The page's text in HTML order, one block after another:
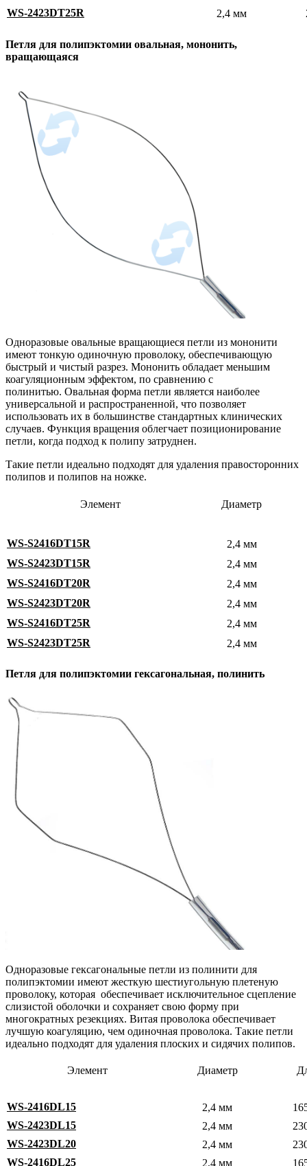
WS-2423DT25R
2,4 мм
Петля для полипэктомии овальная, мононить,
вращающаяся
Одноразовые овальные вращающиеся петли из мононити
имеют тонкую одиночную проволоку, обеспечивающую
быстрый и чистый разрез. Мононить обладает меньшим
коагуляционным эффектом, по сравнению с
полинитью. Овальная форма петли является наиболее
универсальной и распространенной, что позволяет
использовать их в большинстве стандартных клинических
случаев. Функция вращения облегчает позиционирование
петли, когда подход к полипу затруднен.
Такие петли идеально подходят для удаления правосторонних
полипов и полипов на ножке.
Элемент Диаметр
WS-S2416DT15R
2,4 мм
WS-S2423DT15R
2,4 мм
WS-S2416DT20R
2,4 мм
WS-S2423DT20R
2,4 мм
WS-S2416DT25R
2,4 мм
WS-S2423DT25R
2,4 мм
Петля для полипэктомии гексагональная, полинить
Одноразовые гексагональные петли из полинити для
полипэктомии имеют жесткую шестиугольную плетеную
проволоку, которая обеспечивает исключительное сцепление
слизистой оболочки и сохраняет свою форму при
многократных резекциях. Витая проволока обеспечивает
лучшую коагуляцию, чем одиночная проволока. Такие петли
идеально подходят для удаления плоских и сидячих полипов.
Элемент Диаметр
WS-2416DL15 2,4 мм
WS-2423DL15
2,4 мм
WS-2423DL20
2,4 мм
WS-2416DL25
2,4 мм